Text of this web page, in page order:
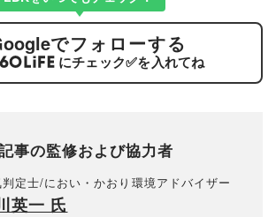
でフォローする
にチェック✅を入れてね
事の監修および協力者
定士/におい・かおり環境アドバイザー
英一 氏